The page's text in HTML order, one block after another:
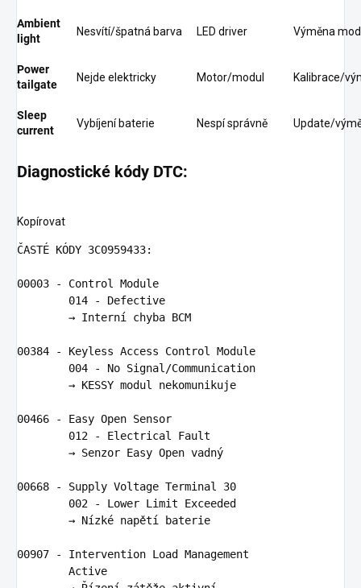
Ambient
light
Nesvítí/špatná barva LED driver Výměna
Power
tailgate
Nejde elektricky Motor/modul Kalibrace/
Sleep
current
Vybíjení baterie Nespí správně Update/
Diagnostické kódy DTC:
Kopírovat
ČASTÉ KÓDY 3C0959433:
00003 - Control
Module
014
-
Defective
        →
Interní chyba BCM
00384 - Keyless Access Control
Module
004
- No Signal /Communication
        →
KESSY modul nekomunikuje
00466 - Easy Open Sensor
012
- Electrical
Fault
        →
Senzor Easy Open vadný
00668 - Supply Voltage Terminal
30
002
- Lower Limit
Exceeded
        →
Nízké napětí baterie
00907 - Intervention Load
Management
Active